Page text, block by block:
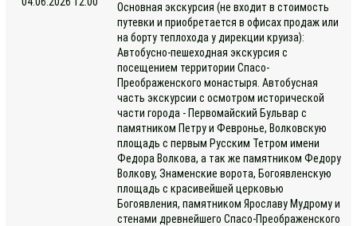
Основная экскурсия (не входит в стоимость
путевки и приобретается в офисах продаж или
на борту теплохода у дирекции круиза):
Автобусно-пешеходная экскурсия с
посещением территории Спасо-
Преображенского монастыря. Автобусная
часть экскурсии с осмотром исторической
части города - Первомайский Бульвар с
памятником Петру и Февронье, Волковскую
площадь с первым Русским Тетром имени
Федора Волкова, а так же памятником Федору
Волкову, Знаменские ворота, Богоявленскую
площадь с красивейшей церковью
Богоявления, памятником Ярославу Мудрому и
стенами древнейшего Спасо-Преображенского